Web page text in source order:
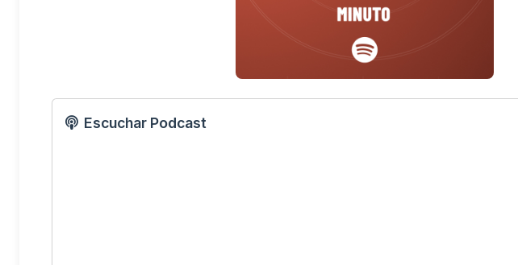
Escuchar Podcast